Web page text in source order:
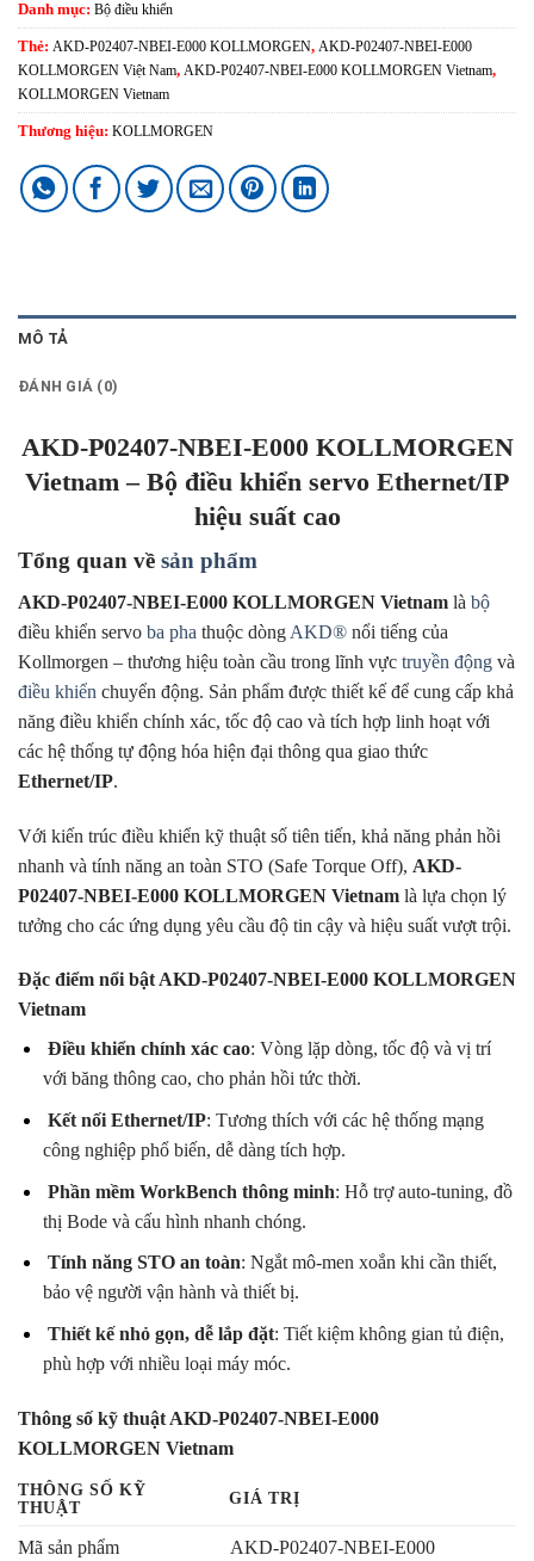
Danh mục: Bộ điều khiển
Thẻ: AKD-P02407-NBEI-E000 KOLLMORGEN, AKD-P02407-NBEI-E000
KOLLMORGEN Việt Nam, AKD-P02407-NBEI-E000 KOLLMORGEN Vietnam,
KOLLMORGEN Vietnam
Thương hiệu: KOLLMORGEN
MÔ TẢ
ĐÁNH GIÁ (0)
AKD-P02407-NBEI-E000 KOLLMORGEN
Vietnam – Bộ điều khiển servo Ethernet/IP
hiệu suất cao
Tổng quan về sản phẩm
AKD-P02407-NBEI-E000 KOLLMORGEN Vietnam là bộ
điều khiển servo ba pha thuộc dòng AKD® nổi tiếng của
Kollmorgen – thương hiệu toàn cầu trong lĩnh vực truyền động và
điều khiển chuyển động. Sản phẩm được thiết kế để cung cấp khả
năng điều khiển chính xác, tốc độ cao và tích hợp linh hoạt với
các hệ thống tự động hóa hiện đại thông qua giao thức
Ethernet/IP.
Với kiến trúc điều khiển kỹ thuật số tiên tiến, khả năng phản hồi
nhanh và tính năng an toàn STO (Safe Torque Off), AKD-
P02407-NBEI-E000 KOLLMORGEN Vietnam là lựa chọn lý
tưởng cho các ứng dụng yêu cầu độ tin cậy và hiệu suất vượt trội.
Đặc điểm nổi bật AKD-P02407-NBEI-E000 KOLLMORGEN
Vietnam
Điều khiển chính xác cao: Vòng lặp dòng, tốc độ và vị trí
với băng thông cao, cho phản hồi tức thời.
Kết nối Ethernet/IP: Tương thích với các hệ thống mạng
công nghiệp phổ biến, dễ dàng tích hợp.
Phần mềm WorkBench thông minh: Hỗ trợ auto-tuning, đồ
thị Bode và cấu hình nhanh chóng.
Tính năng STO an toàn: Ngắt mô-men xoắn khi cần thiết,
bảo vệ người vận hành và thiết bị.
Thiết kế nhỏ gọn, dễ lắp đặt: Tiết kiệm không gian tủ điện,
phù hợp với nhiều loại máy móc.
Thông số kỹ thuật AKD-P02407-NBEI-E000
KOLLMORGEN Vietnam
THÔNG SỐ KỸ
THUẬT
GIÁ TRỊ
Mã sản phẩm AKD-P02407-NBEI-E000